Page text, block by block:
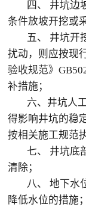
四、 井坑边坡
条件放坡开挖或
五、 井坑开挖
扰动，则应按现
验收规范》
补措施；
六、井坑人工
得影响井坑的稳
按相关施工规范
七、 井坑底部
清除；
八、 地下水位
降低水位的措施